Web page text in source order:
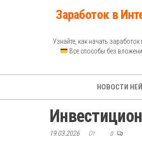
Заработок в
Узнайте, как начать
Все способы без
НОВОСТИ
19.03.2026 От 0